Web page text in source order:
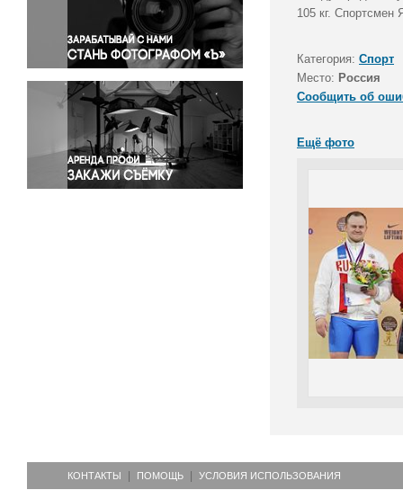
Правосудие
Происшествия и конфликты
Религия
Светская жизнь
Спорт
Экология
Экономика и бизнес
105 кг.
Категория: Спорт
Место: Россия
Сообщить об
Ещё фото
КОНТАКТЫ ПОМОЩЬ УСЛОВИЯ ИСПОЛЬЗОВАНИЯ